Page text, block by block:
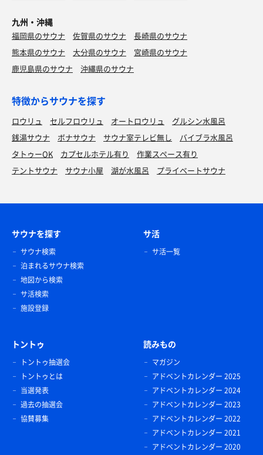
九州・沖縄
福岡県のサウナ 佐賀県のサウナ
長崎県のサウナ
熊本県のサウナ
大分県のサウナ
宮崎県のサウナ
鹿児島県のサウナ
沖縄県のサウナ
特徴からサウナを探す
ロウリュ セルフロウリュ オートロウリュ
グルシン水風呂
銭湯サウナ
ボナサウナ サウナ室テレビ無し
バイブラ水風呂
タトゥーOK
カプセルホテル有り
作業スペース有り
テントサウナ
サウナ小屋 湖が水風呂 プライベートサウナ
サウナを探す
サウナ検索
泊まれるサウナ検索
地図から検索
サ活検索
施設登録
サ活
サ活一覧
トントゥ
トントゥ抽選会
トントゥとは
当選発表
過去の抽選会
協賛募集
読みもの
マガジン
アドベントカレンダー 2025
アドベントカレンダー 2024
アドベントカレンダー 2023
アドベントカレンダー 2022
アドベントカレンダー 2021
アドベントカレンダー 2020